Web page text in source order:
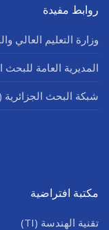
روابط مفيدة
وزارة التعليم العالي
المديرية العامة
شبكة البحث الجزائرية (ARN)
مكتبة افتراضية
تقنية الهندسة (TI)